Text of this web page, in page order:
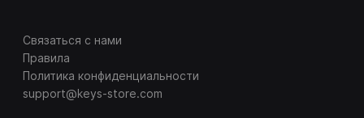
Связаться с нами
Правила
Политика конфиденциальности
support@keys-store.com